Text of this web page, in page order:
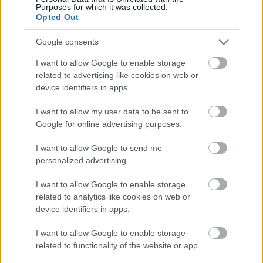
Purposes for which it was collected.
Opted Out
Google consents
I want to allow Google to enable storage
related to advertising like cookies on web or
device identifiers in apps.
I want to allow my user data to be sent to
Google for online advertising purposes.
I want to allow Google to send me
personalized advertising.
I want to allow Google to enable storage
related to analytics like cookies on web or
device identifiers in apps.
I want to allow Google to enable storage
related to functionality of the website or app.
Váratlan fennakadás borította fel a Szolnok–Kecskemét
vasútvonal közlekedését
A polgármester a szolnoki cégekhez fordult: több száz
elbocsátott dolgozón segítene
Csődbe ment a tószegi Accell Hunland, a hazai
kerékpárgyártás meghatározó szereplője
Egyszer fent, egyszer lent, így festett a Duna a két évvel
ezelőtti árvíz idején és így most – fotógyűjtemény
ugyanazokból a szögekből
Ilyenek eddig a tapasztalatok a vendégektől – a hőhullám
Nem biztató: a hétvégi kisebb felfrissülés után jövő héten
megint visszatér a forróság, újra rekkenő hőség jön, akár 38
Közzétették a szakértői állásfoglalást, a Fiumei úti fák